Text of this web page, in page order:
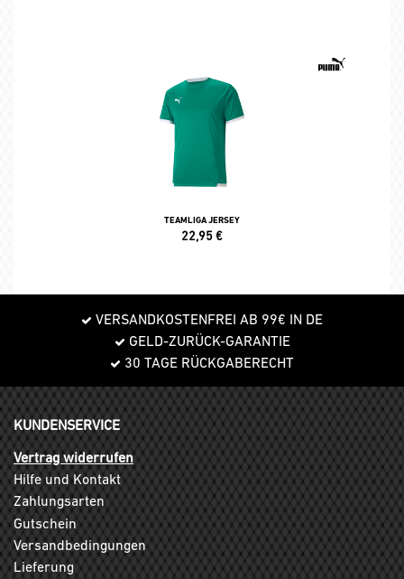
TEAMLIGA JERSEY
22,95€
VERSANDKOSTENFREI AB 99€ IN DE
GELD-ZURÜCK-GARANTIE
30 TAGE RÜCKGABERECHT
KUNDENSERVICE
Vertrag widerrufen
Hilfe und Kontakt
Zahlungsarten
Gutschein
Versandbedingungen
Lieferung